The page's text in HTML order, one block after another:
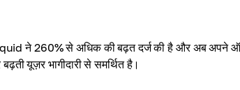
ने 260% से अधिक की बढ़त दर्ज की है और अब अपने
यूज़र भागीदारी से समर्थित है।